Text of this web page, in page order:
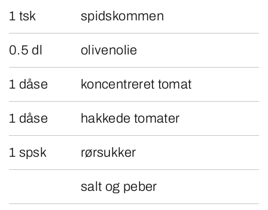
1 tsk spidskommen
0.5 dl olivenolie
1 dåse koncentreret tomat
1 dåse hakkede tomater
1 spsk rørsukker
salt og peber